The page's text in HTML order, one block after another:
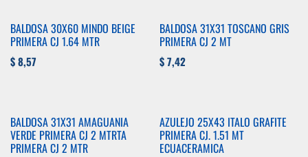
BALDOSA 30X60 MINDO BEIGE
PRIMERA CJ 1.64 MTR
$8,57
BALDOSA 31X31 TOSCANO GRIS
PRIMERA CJ 2 MT
$7,42
BALDOSA 31X31 AMAGUANIA
VERDE PRIMERA CJ 2 MTRTA
PRIMERA CJ 2 MTR
AZULEJO 25X43 ITALO GRAFITE
PRIMERA CJ. 1.51 MT
ECUACERAMICA